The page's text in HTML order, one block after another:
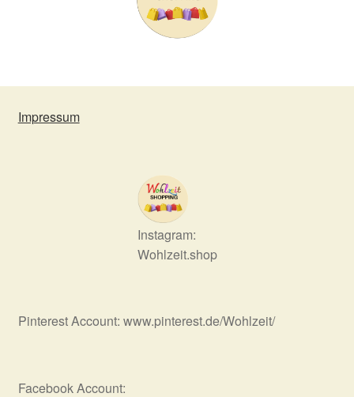
Impressum
Instagram:
Wohlzeit.shop
Pinterest Account: www.pinterest.de/Wohlzeit/
Facebook Account: